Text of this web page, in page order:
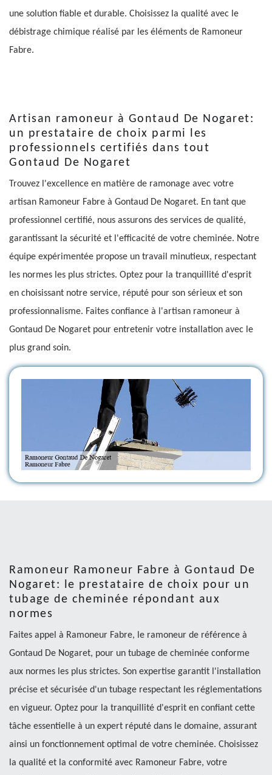
une solution fiable et durable. Choisissez la qualité avec le
débistrage chimique réalisé par les éléments de Ramoneur
Fabre.
Artisan ramoneur à Gontaud De Nogaret:
un prestataire de choix parmi les
professionnels certifiés dans tout
Gontaud De Nogaret
Trouvez l'excellence en matière de ramonage avec votre
artisan Ramoneur Fabre à Gontaud De Nogaret. En tant que
professionnel certifié, nous assurons des services de qualité,
garantissant la sécurité et l'efficacité de votre cheminée. Notre
équipe expérimentée propose un travail minutieux, respectant
les normes les plus strictes. Optez pour la tranquillité d'esprit
en choisissant notre service, réputé pour son sérieux et son
professionnalisme. Faites confiance à l'artisan ramoneur à
Gontaud De Nogaret pour entretenir votre installation avec le
plus grand soin.
Ramoneur Ramoneur Fabre à Gontaud De
Nogaret: le prestataire de choix pour un
tubage de cheminée répondant aux
normes
Faites appel à Ramoneur Fabre, le ramoneur de référence à
Gontaud De Nogaret, pour un tubage de cheminée conforme
aux normes les plus strictes. Son expertise garantit l'installation
précise et sécurisée d'un tubage respectant les réglementations
en vigueur. Optez pour la tranquillité d'esprit en confiant cette
tâche essentielle à un expert réputé dans le domaine, assurant
ainsi un fonctionnement optimal de votre cheminée. Choisissez
la qualité et la conformité avec Ramoneur Fabre, votre